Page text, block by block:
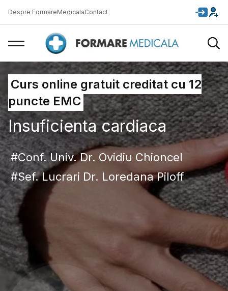
Despre FormareMedicalaContact
Curs online gratuit creditat cu 12
puncte EMC
Insuficienta cardiaca
Conf. Univ. Dr. Ovidiu Chioncel
Sef. Lucrari Dr. Loredana Piloff